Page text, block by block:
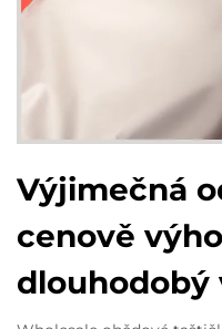
Výjimečná
cenově
dlouhodobý